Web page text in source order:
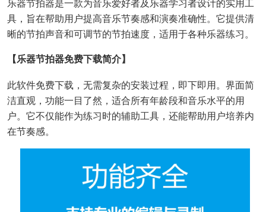
乐器节拍器是一款为音乐爱好者及乐器学习者设计的实用工
具，旨在帮助用户提高音乐节奏感和演奏准确性。它提供清
晰的节拍声音和可调节的节拍速度，适用于各种乐器练习。
【乐器节拍器免费下载简介】
此软件免费下载，无需复杂的安装过程，即下即用。界面简
洁直观，功能一目了然，适合所有年龄段和音乐水平的用
户。它不仅能作为练习时的辅助工具，还能帮助用户培养内
在节奏感。